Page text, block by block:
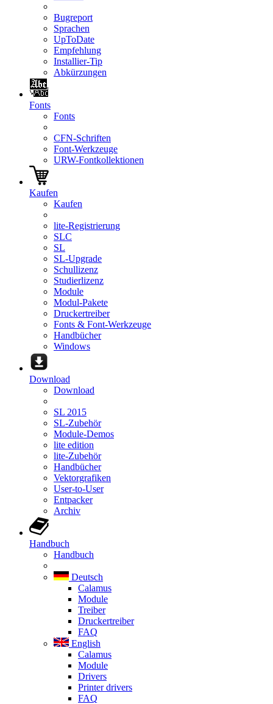
Bugreport
Sprachen
UpToDate
Empfehlung
Installier-Tip
Abkürzungen
Fonts
Fonts
CFN-Schriften
Font-Werkzeuge
URW-Fontkollektionen
Kaufen
Kaufen
lite-Registrierung
SLC
SL
SL-Upgrade
Schullizenz
Studierlizenz
Module
Modul-Pakete
Druckertreiber
Fonts & Font-Werkzeuge
Handbücher
Windows
Download
Download
SL 2015
SL-Zubehör
Module-Demos
lite edition
lite-Zubehör
Handbücher
Vektorgrafiken
User-to-User
Entpacker
Archiv
Handbuch
Handbuch
Deutsch
Calamus
Module
Treiber
Druckertreiber
FAQ
English
Calamus
Module
Drivers
Printer drivers
FAQ